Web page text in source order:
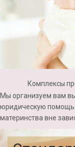
Комплексы
Мы организуем вам
юридическую помощь
материнства вне